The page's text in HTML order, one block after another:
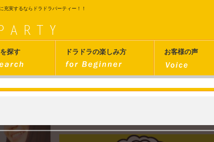
充実するならドラドラパーティー！！
探す ドラドラの楽しみ方 お客様の声